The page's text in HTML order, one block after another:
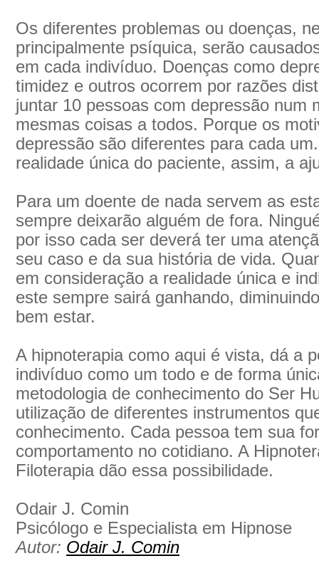
Os diferentes problemas ou doenças,
principalmente psíquica, serão
em cada indivíduo. Doenças como
timidez e outros ocorrem por razões
juntar 10 pessoas com depressão num
mesmas coisas a todos. Porque os
depressão são diferentes para cada
realidade única do paciente, assim, a
Para um doente de nada servem as
sempre deixarão alguém de fora.
por isso cada ser deverá ter uma
seu caso e da sua história de vida.
em consideração a realidade única e
este sempre sairá ganhando,
bem estar.
A hipnoterapia como aqui é vista, dá a
indivíduo como um todo e de forma
metodologia de conhecimento do Ser
utilização de diferentes instrumentos
conhecimento. Cada pessoa tem sua
comportamento no cotidiano. A
Filoterapia dão essa possibilidade.
Odair J. Comin
Psicólogo e Especialista em Hipnose
Autor: Odair J. Comin